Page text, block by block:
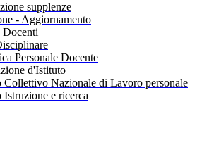
supplenze
- Aggiornamento
Personale Docente
d'Istituto
Collettivo Nazionale di Lavoro personale
Istruzione e ricerca